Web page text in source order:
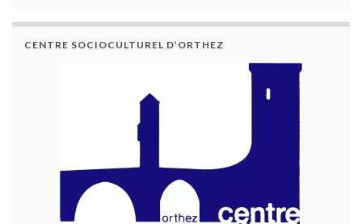
CENTRE SOCIOCULTUREL D’ORTHEZ